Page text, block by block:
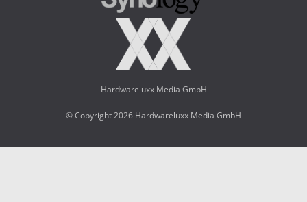
Hardwareluxx Media GmbH
© Copyright 2026 Hardwareluxx Media GmbH